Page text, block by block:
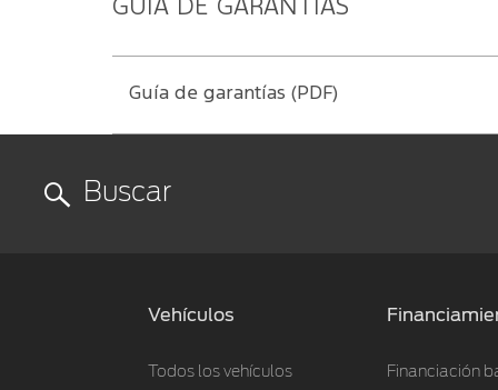
GUÍA DE GARANTÍAS
Guía de garantías (PDF)
Vehículos
Todos los vehículos Financiación